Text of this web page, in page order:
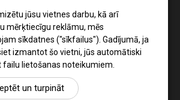
jūsu vietnes darbu, kā arī
mērķtiecīgu reklāmu, mēs
sīkdatnes ("sīkfailus"). Gadījumā, ja
izmantot šo vietni, jūs automātiski
failu lietošanas noteikumiem.
un turpināt
politika